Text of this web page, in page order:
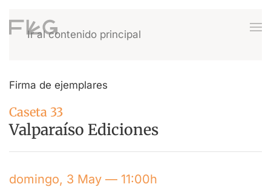
Ir al contenido principal
Firma de ejemplares
Caseta 33
Valparaíso Ediciones
domingo, 3 May — 11:00h